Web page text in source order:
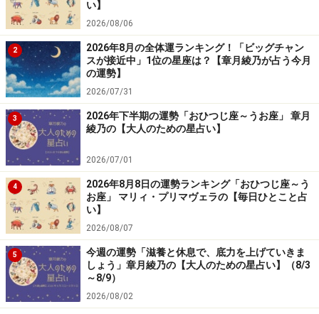
い】
2026/08/06
2
2026年8月の全体運ランキング！「ビッグチャン
スが接近中」1位の星座は？【章月綾乃が占う今月
の運勢】
2026/07/31
3
2026年下半期の運勢「おひつじ座～うお座」 章月
綾乃の【大人のための星占い】
2026/07/01
4
2026年8月8日の運勢ランキング「おひつじ座～う
お座」 マリィ・プリマヴェラの【毎日ひとこと占
い】
2026/08/07
5
今週の運勢「滋養と休息で、底力を上げていきま
しょう」章月綾乃の【大人のための星占い】（8/3
～8/9）
2026/08/02